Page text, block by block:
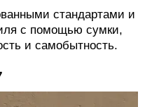
стандартами и
с помощью сумки,
и самобытность.